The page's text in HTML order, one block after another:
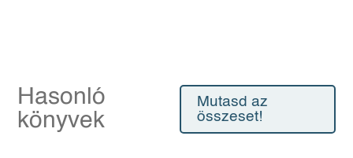
Hasonló
könyvek
Mutasd az
összeset!